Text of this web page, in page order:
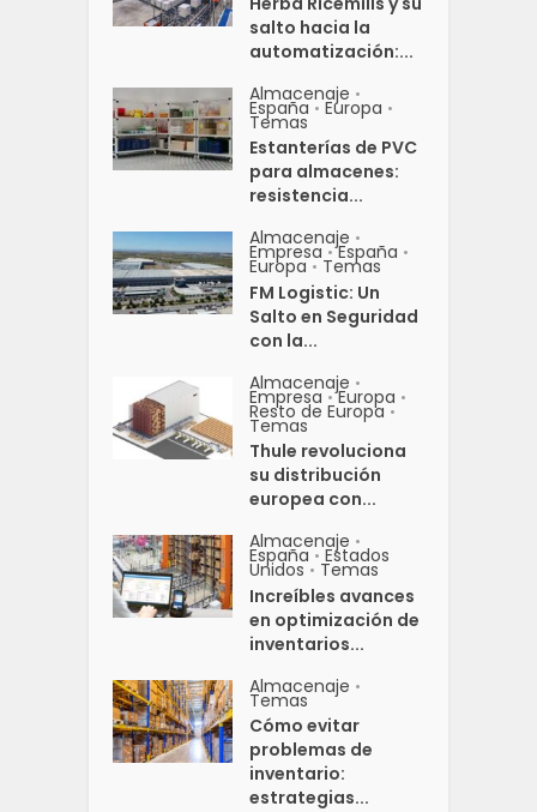
salto hacia la
automatización:...
Almacenaje •
España • Europa •
Temas
Estanterías de PVC
para almacenes:
resistencia...
Almacenaje •
Empresa • España •
Europa • Temas
FM Logistic: Un
Salto en Seguridad
con la...
Almacenaje •
Empresa • Europa •
Resto de Europa •
Temas
Thule revoluciona
su distribución
europea con...
Almacenaje •
España • Estados
Unidos • Temas
Increíbles avances
en optimización de
inventarios...
Almacenaje •
Temas
Cómo evitar
problemas de
inventario:
estrategias...